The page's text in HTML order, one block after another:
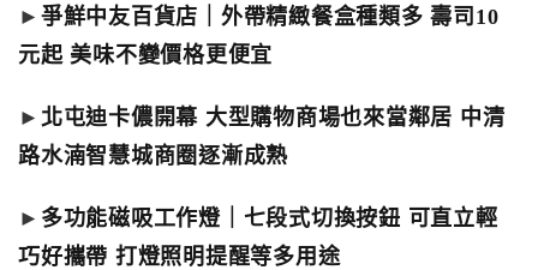
► 爭鮮中友百貨店｜外帶精緻餐盒種類多 壽司10
元起 美味不變價格更便宜
► 北屯迪卡儂開幕 大型購物商場也來當鄰居 中清
路水湳智慧城商圈逐漸成熟
► 多功能磁吸工作燈｜七段式切換按鈕 可直立輕
巧好攜帶 打燈照明提醒等多用途